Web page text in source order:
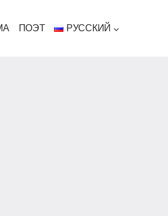
ПОЭТ РУССКИЙ